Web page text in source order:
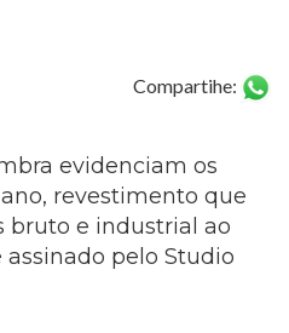
Compartihe:
evidenciam os
revestimento que
bruto e industrial ao
pelo Studio